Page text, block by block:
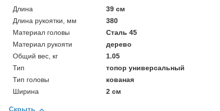
Длина
39 см
Длина рукоятки, мм
380
Материал головы
Сталь 45
Материал рукояти
дерево
Общий вес, кг
1.05
Тип
топор универсальный
Тип головы
кованая
Ширина
2 см
Скрыть